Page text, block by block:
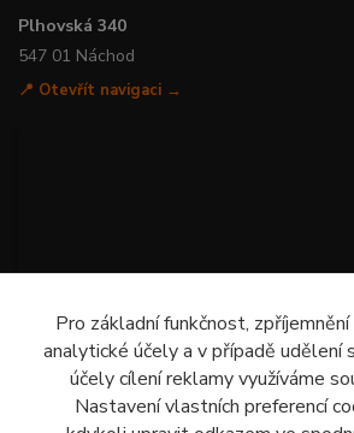
Plhovská 340
547 01 Náchod
📍 Otevřít navigaci →
Pro základní funkčnost,
analytické účely a v případě udělení
účely cílení reklamy využíváme
Nastavení vlastních preferencí